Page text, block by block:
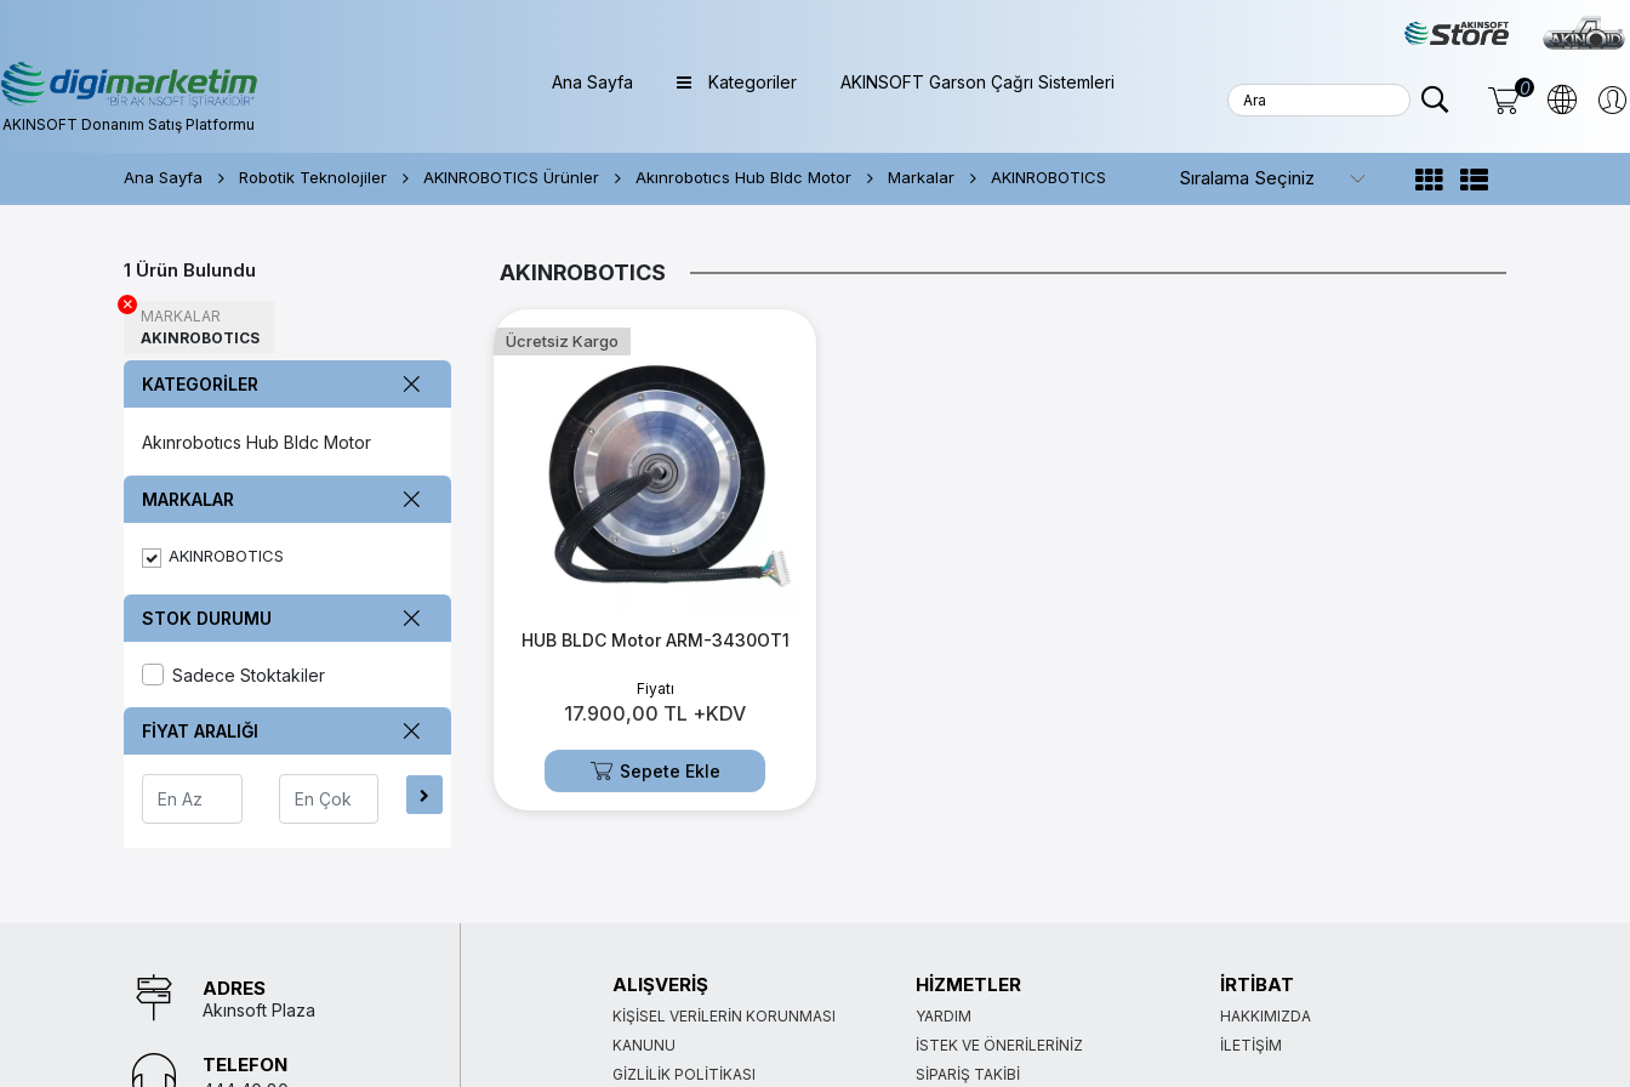
AKINSOFT Donanım Satış Platformu
Ana Sayfa Kategoriler AKINSOFT Garson Çağrı Sistemleri 0
Ana Sayfa Robotik Teknolojiler AKINROBOTICS Ürünler Akınrobotıcs Hub Bldc Motor Markalar AKINROBOTICS
1 Ürün Bulundu
MARKALAR
AKINROBOTICS
KATEGORİLER
Akınrobotıcs Hub Bldc Motor
MARKALAR
AKINROBOTICS
STOK DURUMU
Sadece Stoktakiler
FİYAT ARALIĞI
AKINROBOTICS
Ücretsiz Kargo
HUB BLDC Motor ARM-3430OT1
Fiyatı
17.900,00 TL +KDV
Sepete Ekle
ADRES
Akınsoft Plaza
TELEFON
ALIŞVERİŞ
KIŞISEL VERILERIN KORUNMASI
KANUNU
GIZLILIK POLITIKASI
HİZMETLER
YARDIM
İSTEK VE ÖNERILERINIZ
SIPARIŞ TAKIBI
İRTİBAT
HAKKIMIZDA
İLETIŞIM